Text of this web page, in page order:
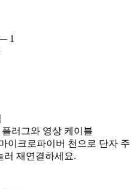
1
러그와 영상 케이블
이크로파이버 천으로 단자 주
러 재연결하세요.